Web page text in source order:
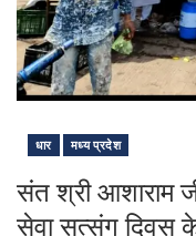
धार मध्य प्रदेश
संत श्री आशाराम
सेवा सत्संग दिवस